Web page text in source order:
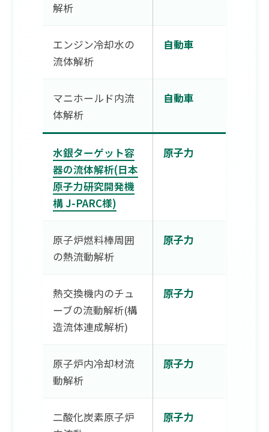
解析
エンジン冷却水の
流体解析
自動車
マニホールド内流
体解析
自動車
水銀ターゲット容
器の流体解析(日本
原子力研究開発機
構 J-PARC様)
原子力
原子炉燃料棒周囲
の熱流動解析
原子力
熱交換機内のチュ
ーブの流動解析(構
造流体連成解析)
原子力
原子炉内冷却材流
動解析
原子力
二酸化炭素原子炉
原子力